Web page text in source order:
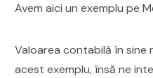
Avem aici un exemplu pe
Valoarea contabilă în
acest exemplu, însă ne